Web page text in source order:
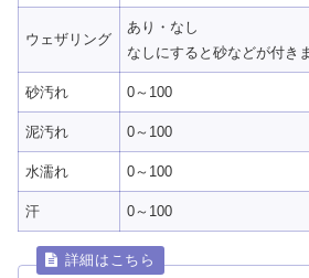
ウェザリング
あり・なし
なしにすると砂などが付き
砂汚れ 0～100
泥汚れ 0～100
水濡れ 0～100
汗 0～100